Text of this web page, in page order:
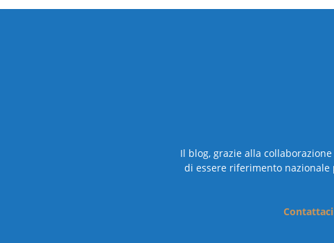
Il blog, grazie alla
di essere riferimento nazionale
Contattaci